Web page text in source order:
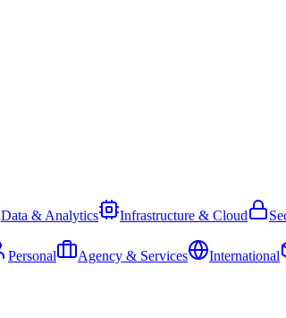
Data & Analytics Infrastructure & Cloud
Personal Agency & Services International